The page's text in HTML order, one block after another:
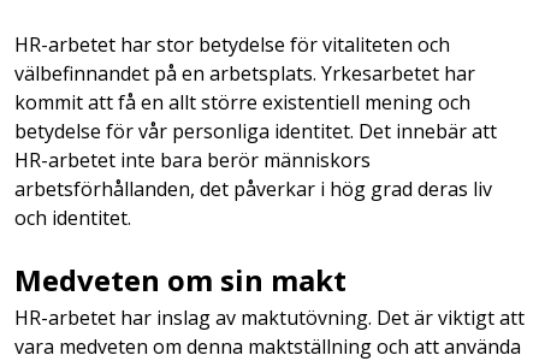
HR-arbetet har stor betydelse för vitaliteten och
välbefinnandet på en arbetsplats. Yrkesarbetet har
kommit att få en allt större existentiell mening och
betydelse för vår personliga identitet. Det innebär att
HR-arbetet inte bara berör människors
arbetsförhållanden, det påverkar i hög grad deras liv
och identitet.
Medveten om sin makt
HR-arbetet har inslag av maktutövning. Det är viktigt att
vara medveten om denna maktställning och att använda